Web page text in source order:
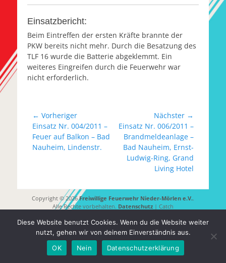
Einsatzbericht:
Beim Eintreffen der ersten Kräfte brannte der
PKW bereits nicht mehr. Durch die Besatzung des
TLF 16 wurde die Batterie abgeklemmt. Ein
weiteres Eingreifen durch die Feuerwehr war
nicht erforderlich.
Beitragsnavigation
← Vorheriger
Vorheriger
Beitrag:
Einsatz Nr. 004/2011 –
Feuer auf Balkon – Bad
Nauheim, Lindenstr.
Nächster →
Nächster
Beitrag:
Einsatz Nr. 006/2011 –
Brandmeldeanlage –
Bad Nauheim, Ernst-
Ludwig-Ring, Grand
Living Hotel
Copyright © 2026Freiwillige Feuerwehr Nieder-Mörlen e.V..
Alle Rechte vorbehalten. Datenschutz | Catch
Diese Website benutzt Cookies. Wenn du die Website weiter
nutzt, gehen wir von deinem Einverständnis aus.
OK
Nein Datenschutzerklärung